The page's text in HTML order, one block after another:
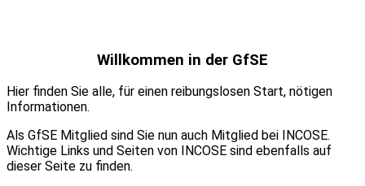
Willkommen in der GfSE
Hier finden Sie alle, für einen reibungslosen Start, nötigen
Informationen.
Als GfSE Mitglied sind Sie nun auch Mitglied bei INCOSE.
Wichtige Links und Seiten von INCOSE sind ebenfalls auf
dieser Seite zu finden.